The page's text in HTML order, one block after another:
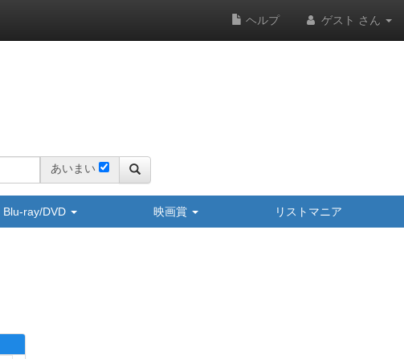
ヘルプ ゲスト さん
あいまい
Blu-ray/DVD 映画賞 リストマニア